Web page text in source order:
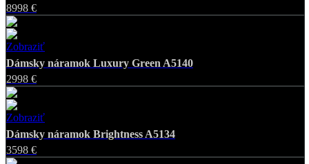
8998 €
Zobraziť
Dámsky náramok Luxury Green A5140
2998 €
Zobraziť
Dámsky náramok Brightness A5134
3598 €